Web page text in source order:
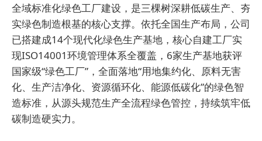
全域标准化绿色工厂建设，是三棵树深耕低碳生产、夯
实绿色制造根基的核心支撑。依托全国生产布局，公司
已搭建成14个现代化绿色生产基地，核心自建工厂实
现ISO14001环境管理体系全覆盖，6家生产基地获评
国家级“绿色工厂”，全面落地“用地集约化、原料无害
化、生产洁净化、资源循环化、能源低碳化”的绿色智
造标准，从源头规范生产全流程绿色管控，持续筑牢低
碳制造硬实力。